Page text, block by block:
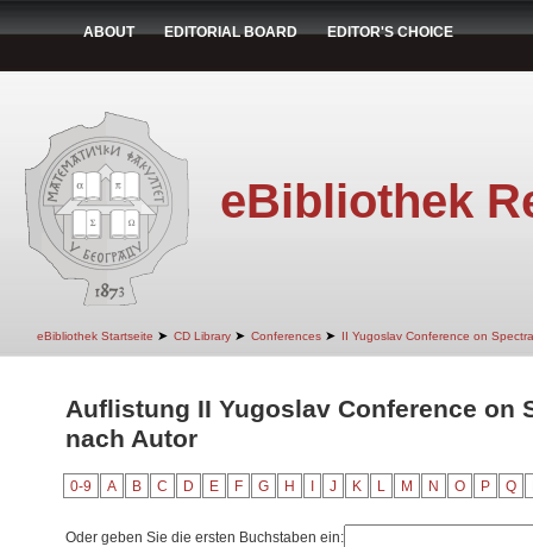
ABOUT EDITORIAL BOARD EDITOR'S CHOICE
eBibliothek
eBibliothek Startseite ➤ CD Library ➤ Conferences ➤ II Yugoslav Conference on
Auflistung II Yugoslav Conference on
nach Autor
0-9 A B C D E F G H J K L M N O P Q
Oder geben Sie die ersten Buchstaben ein: